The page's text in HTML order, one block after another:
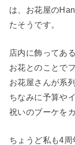
は、お花屋の
たそうです。
店内に飾ってあ
お花とのことで
お花屋さんが系
ちなみに予算や
祝いのブーケを
ちょうど私も4